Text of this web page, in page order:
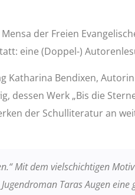
der Freien
eine (Doppel-)
Katharina Bendixen,
dessen Werk „Bis die
der Schulliteratur an
Mit dem vielschichtigen
Taras Augen